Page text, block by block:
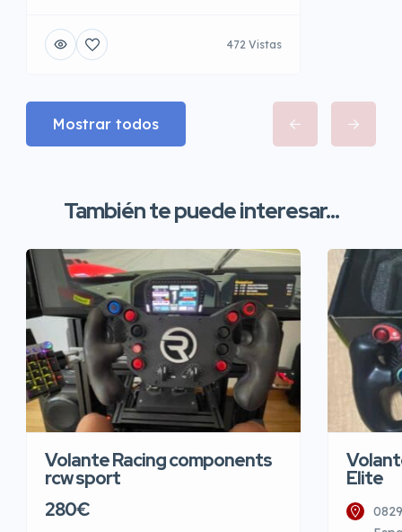
472 Vistas
Mostrar todos
También te puede interesar...
Volante Racing components
rcw sport
280€
Elite